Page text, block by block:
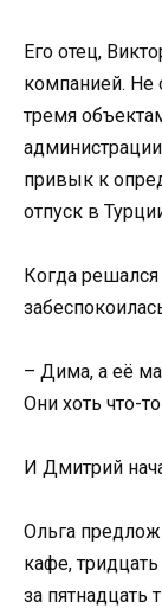
Его отец,
компанией. Не
тремя
привык к
отпуск в
Когда
– Дима, а её
Они хоть что-
И Дмитрий
Ольга
кафе,
за пятнадцать